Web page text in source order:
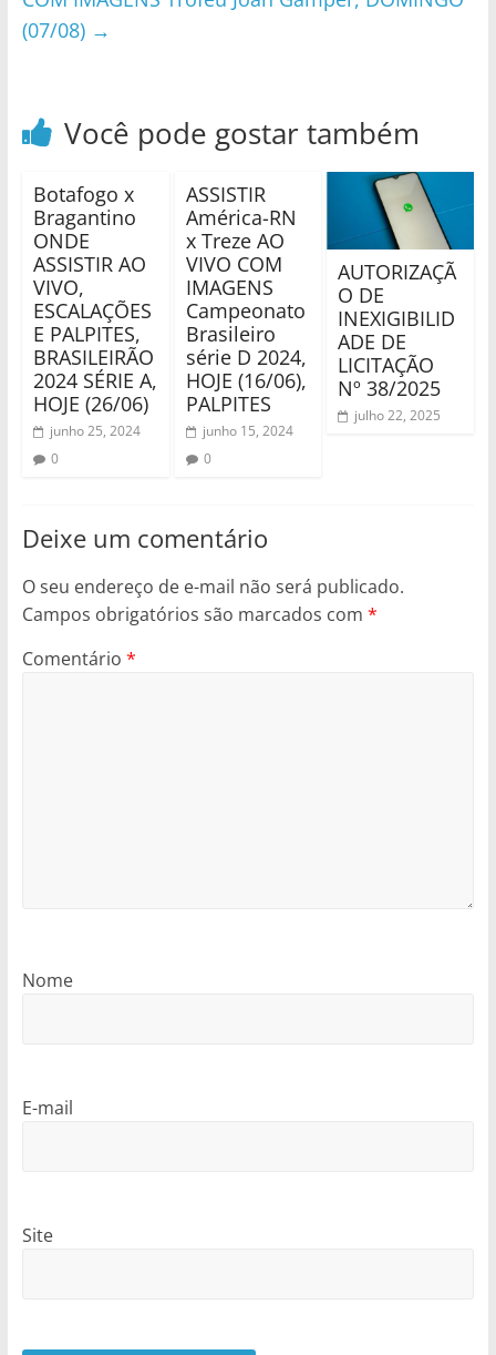
(07/08) →
Você pode gostar também
Botafogo x
Bragantino
ONDE
ASSISTIR AO
VIVO,
ESCALAÇÕES
E PALPITES,
BRASILEIRÃO
2024 SÉRIE A,
HOJE (26/06)
junho 25, 2024
0
ASSISTIR
América-RN
x Treze AO
VIVO COM
IMAGENS
Campeonato
Brasileiro
série D 2024,
HOJE (16/06),
PALPITES
junho 15, 2024
0
AUTORIZAÇÃ
O DE
INEXIGIBILID
ADE DE
LICITAÇÃO
Nº 38/2025
julho 22, 2025
Deixe um comentário
O seu endereço de e-mail não será publicado.
Campos obrigatórios são marcados com *
Comentário *
Nome
E-mail
Site